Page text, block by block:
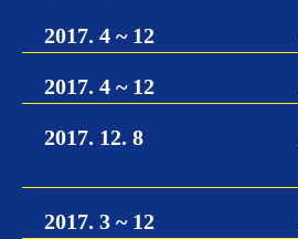
2017. 4 ~ 12
2017. 4 ~ 12
2017. 12. 8
2017. 3 ~ 12